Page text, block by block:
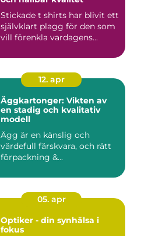
Stickade t shirts har blivit ett
självklart plagg för den som
vill förenkla vardagens...
12. apr
Äggkartonger: Vikten av
en stadig och kvalitativ
modell
Ägg är en känslig och
värdefull färskvara, och rätt
förpackning &...
05. apr
Optiker - din synhälsa i
fokus